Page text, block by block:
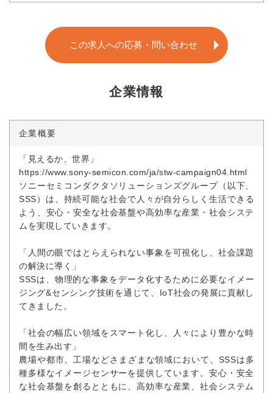
この求人への応募・問い合わせ
企業情報
企業概要
「見えるか、世界」
https://www.sony-semicon.com/ja/stw-campaign04.html
ソニーセミコンダクタソリューションズグループ（以下、
SSS）は、持続可能な社会で人々が自分らしく生活できる
よう、安心・安全な社会基盤や高効率な産業・社会システ
ムを実現していきます。
「人間の眼ではとらえられない事象を可視化し、社会課題
の解決に導く」
SSSは、物理的な事象をデータ化するために必要なイメー
ジング&センシング技術を通じて、IoT社会の発展に貢献し
てきました。
「社会の幅広い領域をスマート化し、人々により豊かな時
間を生み出す」
農場や都市、工場などさまざまな領域において、SSSは多
種多様なイメージセンサーを提供しています。安心・安全
な社会基盤を創るとともに、高効率な産業、社会システム